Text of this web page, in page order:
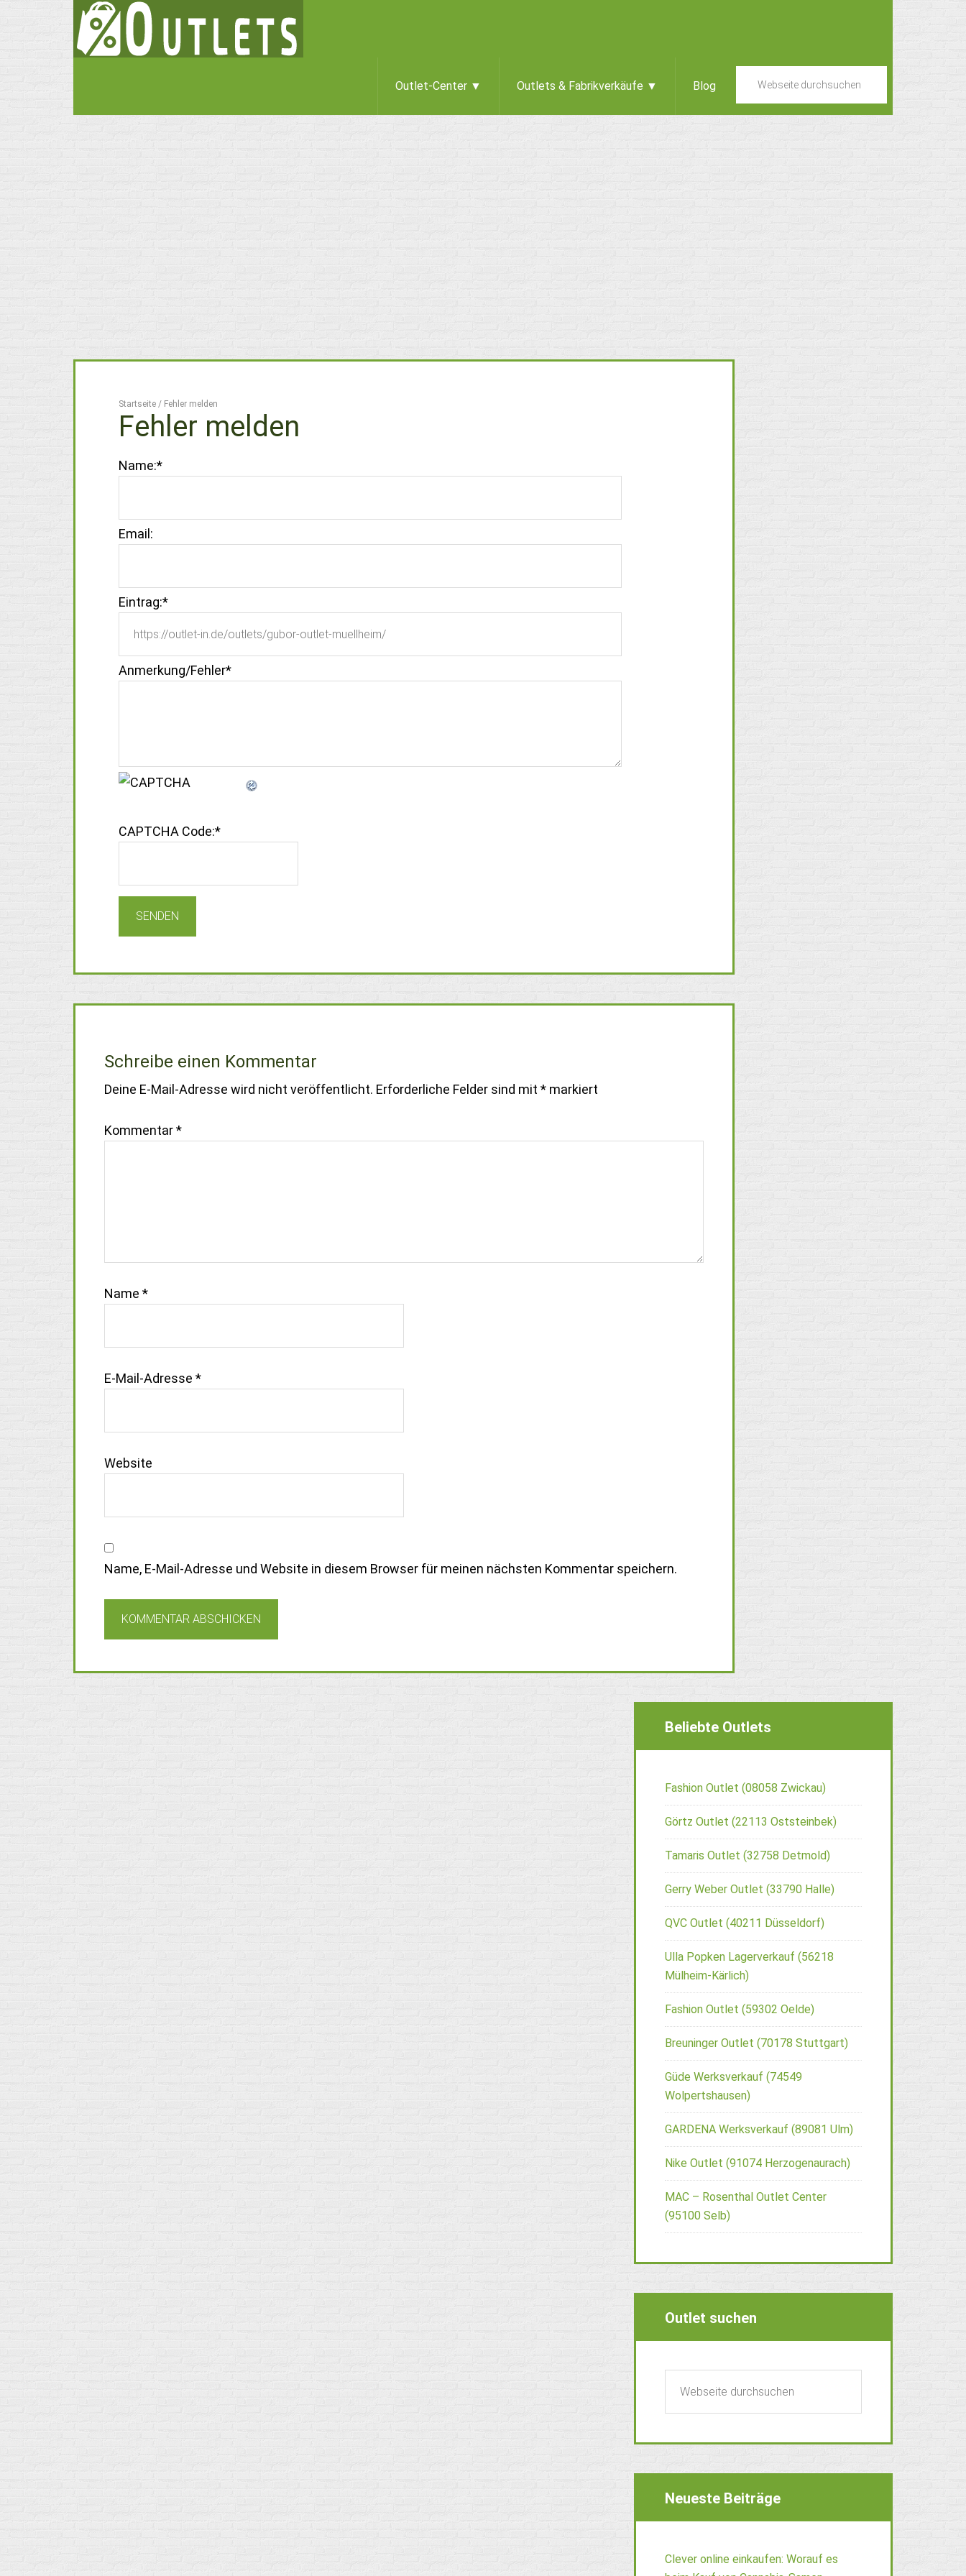
Outlet-Center ▼ Outlets & Fabrikverkäufe ▼ Blog
Startseite / Fehler melden
Fehler melden
Name:*
Email:
Eintrag:*
Anmerkung/Fehler*
CAPTCHA Code:*
Schreibe einen Kommentar
Deine E-Mail-Adresse wird nicht veröffentlicht. Erforderliche Felder sind mit * markiert
Kommentar*
Name *
E-Mail-Adresse *
Website
Name, E-Mail-Adresse und Website in diesem Browser für meinen nächsten Kommentar speichern.
Beliebte Outlets
Fashion Outlet (08058 Zwickau)
Görtz Outlet (22113 Oststeinbek)
Tamaris Outlet (32758 Detmold)
Gerry Weber Outlet (33790 Halle)
QVC Outlet (40211 Düsseldorf)
Ulla Popken Lagerverkauf (56218
Mülheim-Kärlich)
Fashion Outlet (59302 Oelde)
Breuninger Outlet (70178 Stuttgart)
Güde Werksverkauf (74549
Wolpertshausen)
GARDENA Werksverkauf (89081 Ulm)
Nike Outlet (91074 Herzogenaurach)
MAC – Rosenthal Outlet Center
(95100 Selb)
Outlet suchen
Neueste Beiträge
Clever online einkaufen: Worauf es